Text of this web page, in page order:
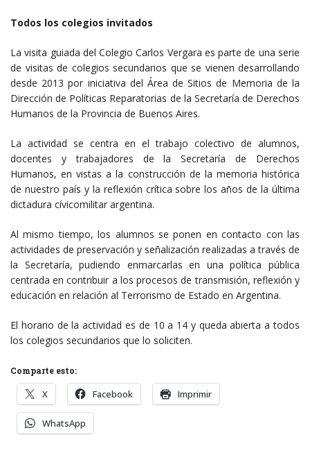
Todos los colegios invitados
La visita guiada del Colegio Carlos Vergara es parte de una serie
de visitas de colegios secundarios que se vienen desarrollando
desde 2013 por iniciativa del Área de Sitios de Memoria de la
Dirección de Políticas Reparatorias de la Secretaría de Derechos
Humanos de la Provincia de Buenos Aires.
La actividad se centra en el trabajo colectivo de alumnos,
docentes y trabajadores de la Secretaría de Derechos
Humanos, en vistas a la construcción de la memoria histórica
de nuestro país y la reflexión crítica sobre los años de la última
dictadura cívicomilitar argentina.
Al mismo tiempo, los alumnos se ponen en contacto con las
actividades de preservación y señalización realizadas a través de
la Secretaría, pudiendo enmarcarlas en una política pública
centrada en contribuir a los procesos de transmisión, reflexión y
educación en relación al Terrorismo de Estado en Argentina.
El horario de la actividad es de 10 a 14 y queda abierta a todos
los colegios secundarios que lo soliciten.
Comparte esto:
X Facebook Imprimir
WhatsApp